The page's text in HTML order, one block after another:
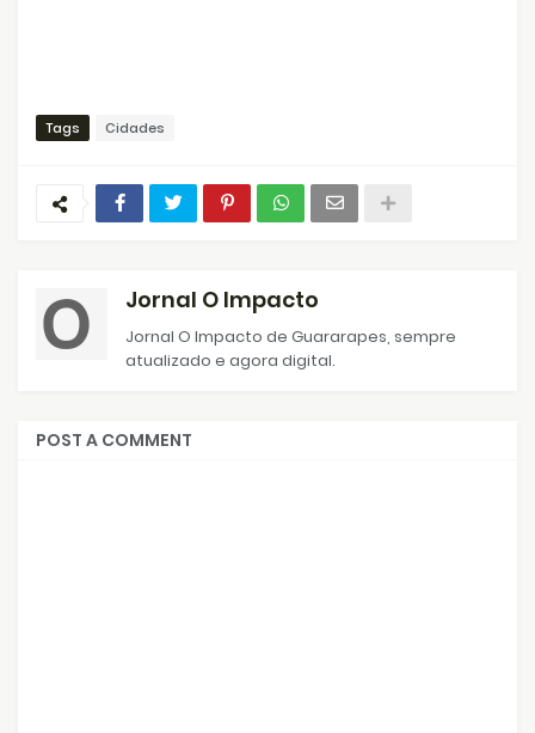
Tags Cidades
Jornal O Impacto
Jornal O Impacto de Guararapes, sempre
atualizado e agora digital.
POST A COMMENT